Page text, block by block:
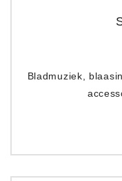
Bladmuziek,